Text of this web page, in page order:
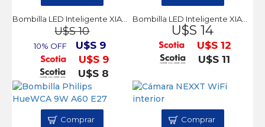
Bombilla LED Inteligente XIAOMI Luz fría
U$S 10
10% OFF
U$S 9
U$S 9
U$S 8
U$S 14
U$S 12
U$S 11
Comprar Comprar